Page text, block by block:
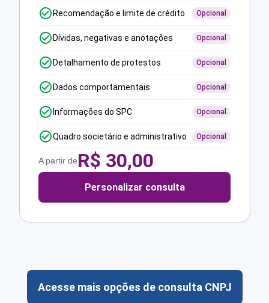
Recomendação e limite de crédito Opcional
Dívidas, negativas e anotações Opcional
Detalhamento de protestos Opcional
Dados comportamentais Opcional
Informações do SPC Opcional
Quadro societário e administrativo Opcional
A partir deR$ 30,00
Personalizar consulta
Acesse mais opções de consulta CNPJ